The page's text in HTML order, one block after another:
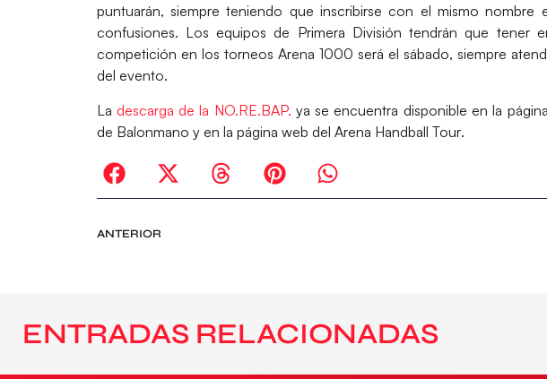
puntuarán, siempre teniendo que inscribirse con el mismo nombre
confusiones. Los equipos de Primera División tendrán que
competición en los torneos Arena 1000 será el sábado, siempre
del evento.
La descarga de la NO.RE.BAP. ya se encuentra disponible en la
de Balonmano y en la página web del Arena Handball Tour.
ANTERIOR
ENTRADAS RELACIONADAS